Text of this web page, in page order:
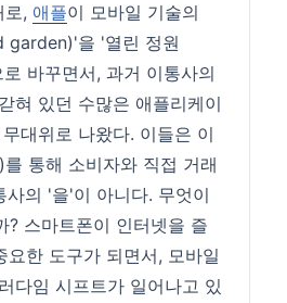
, 애플이 모바일 기술의
garden)'을 '열린 정원
바꾸면서, 과거 이통사의
혀 있던 수많은 애플리케이
대위로 나왔다. 이들은 이
통해 소비자와 직접 거래
사의 '을'이 아니다. 무엇이
? 스마트폰이 인터넷을 즐
요한 도구가 되면서, 모바일
다임 시프트가 일어나고 있